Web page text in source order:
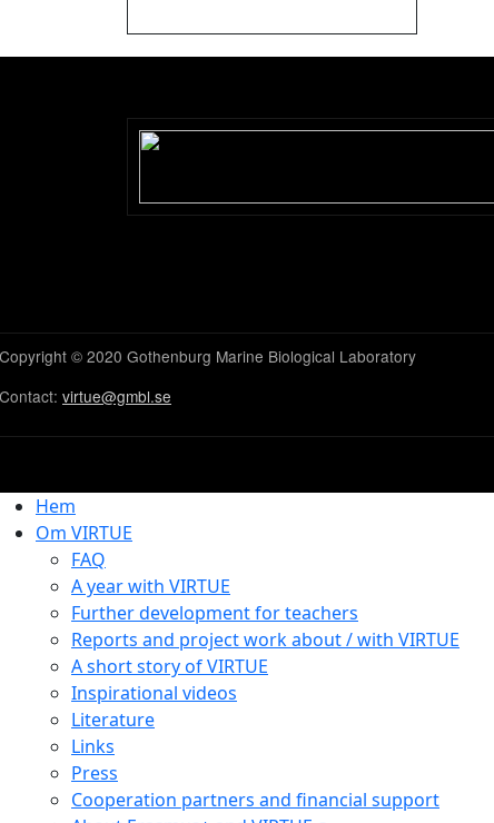
Copyright © 2020 Gothenburg Marine Biological Laboratory
Contact: virtue@gmbl.se
Hem
Om VIRTUE
FAQ
A year with VIRTUE
Further development for teachers
Reports and project work about / with VIRTUE
A short story of VIRTUE
Inspirational videos
Literature
Links
Press
Cooperation partners and financial support